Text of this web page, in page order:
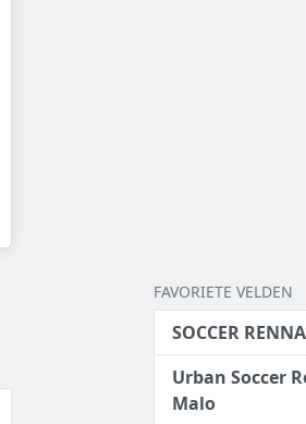
FAVORIETE VELDEN
SOCCER
Urban Soccer
Malo